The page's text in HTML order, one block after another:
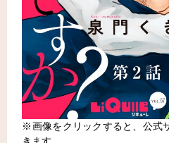
※画像をクリックすると、公式
きます。